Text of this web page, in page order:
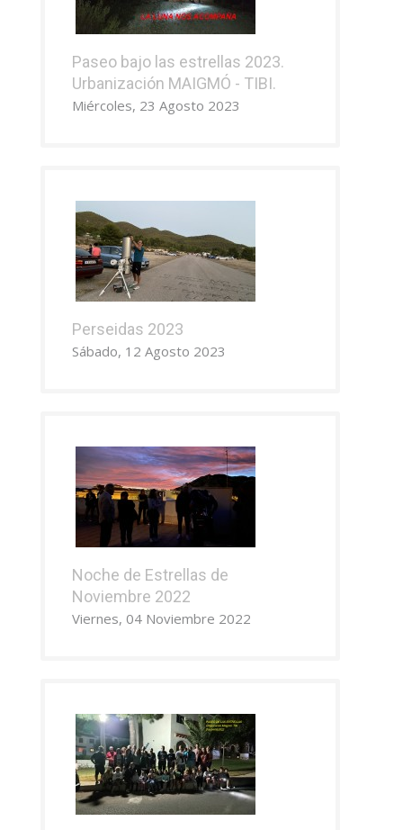
Paseo bajo las estrellas 2023.
Urbanización MAIGMÓ - TIBI.
Miércoles, 23 Agosto 2023
Perseidas 2023
Sábado, 12 Agosto 2023
Noche de Estrellas de
Noviembre 2022
Viernes, 04 Noviembre 2022